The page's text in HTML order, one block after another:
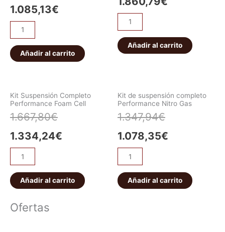
1.085,13€
Añadir al carrito
Añadir al carrito
Kit Suspensión Completo
Performance Foam Cell
1.667,80€
1.334,24€
Añadir al carrito
Kit de suspensión completo
Performance Nitro Gas
1.347,94€
1.078,35€
Añadir al carrito
Ofertas